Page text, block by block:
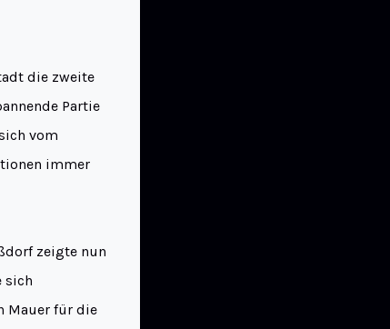
die zweite
Partie
vom
immer
zeigte nun
sich
Mauer für die